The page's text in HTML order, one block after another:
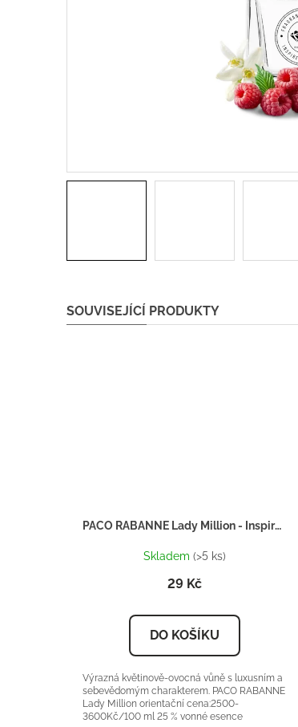
SOUVISEJÍCÍ PRODUKTY
PACO RABANNE Lady Million - Inspirace F065 - tester 2ml
Skladem (>5 ks)
29 Kč
DO KOŠÍKU
Výrazná květinově-ovocná vůně s luxusním a
sebevědomým charakterem. PACO RABANNE
Lady Million orientační cena:2500-
3600Kč/100 ml 25 % vonné esence